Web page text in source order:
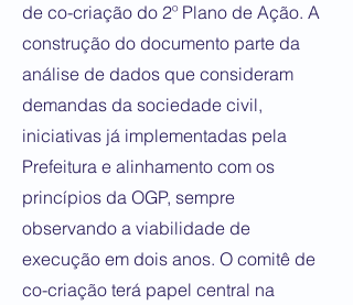
de co-criação do 2º Plano de Ação. A
construção do documento parte da
análise de dados que consideram
demandas da sociedade civil,
iniciativas já implementadas pela
Prefeitura e alinhamento com os
princípios da OGP, sempre
observando a viabilidade de
execução em dois anos. O comitê de
co-criação terá papel central na